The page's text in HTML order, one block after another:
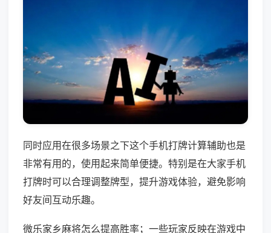
同时应用在很多场景之下这个手机打牌计算辅助也是
非常有用的，使用起来简单便捷。特别是在大家手机
打牌时可以合理调整牌型，提升游戏体验，避免影响
好友间互动乐趣。
微乐家乡麻将怎么提高胜率；一些玩家反映在游戏中